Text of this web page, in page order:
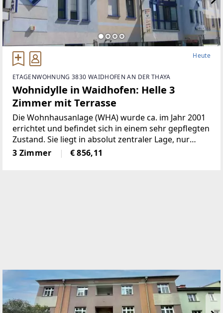
Heute
ETAGENWOHNUNG 3830 WAIDHOFEN AN DER THAYA
Wohnidylle in Waidhofen: Helle 3
Zimmer mit Terrasse
Die Wohnhausanlage (WHA) wurde ca. im Jahr 2001
errichtet und befindet sich in einem sehr gepflegten
Zustand. Sie liegt in absolut zentraler Lage, nur
wenige Schritte vom Hauptplatz Waidhofen an der
Thaya entfernt.Innerhalb der WHA befindet sich
3 Zimmer € 856,11